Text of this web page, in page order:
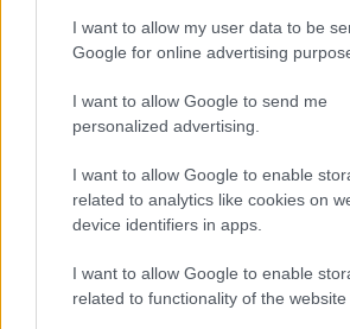
I want to allow my user data to be
Google for online advertising
I want to allow Google to send me
personalized advertising.
I want to allow Google to enable
related to analytics like cookies on
device identifiers in apps.
I want to allow Google to enable
related to functionality of the website
APRONO I CORSI DELLE SCUOLE
MESTIERI
ROMA Scuole
d’arte e dei
mestieri: al via i
primi corsi
dalla